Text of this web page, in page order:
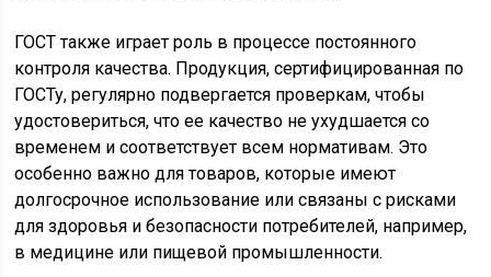
ГОСТ также играет роль в процессе постоянного
контроля качества. Продукция, сертифицированная по
ГОСТу, регулярно подвергается проверкам, чтобы
удостовериться, что ее качество не ухудшается со
временем и соответствует всем нормативам. Это
особенно важно для товаров, которые имеют
долгосрочное использование или связаны с рисками
для здоровья и безопасности потребителей, например,
в медицине или пищевой промышленности.